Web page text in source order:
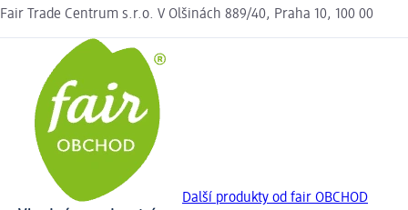
Fair Trade Centrum s.r.o. V Olšinách 889/40, Praha 10, 100 00
Další produkty od fair OBCHOD